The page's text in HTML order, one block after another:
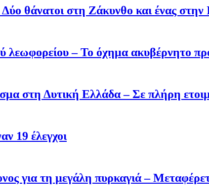
θάνατοι στη Ζάκυνθο και ένας στην
λεωφορείου – Το όχημα ακυβέρνητο
στη Δυτική Ελλάδα – Σε πλήρη
19 έλεγχοι
για τη μεγάλη πυρκαγιά –